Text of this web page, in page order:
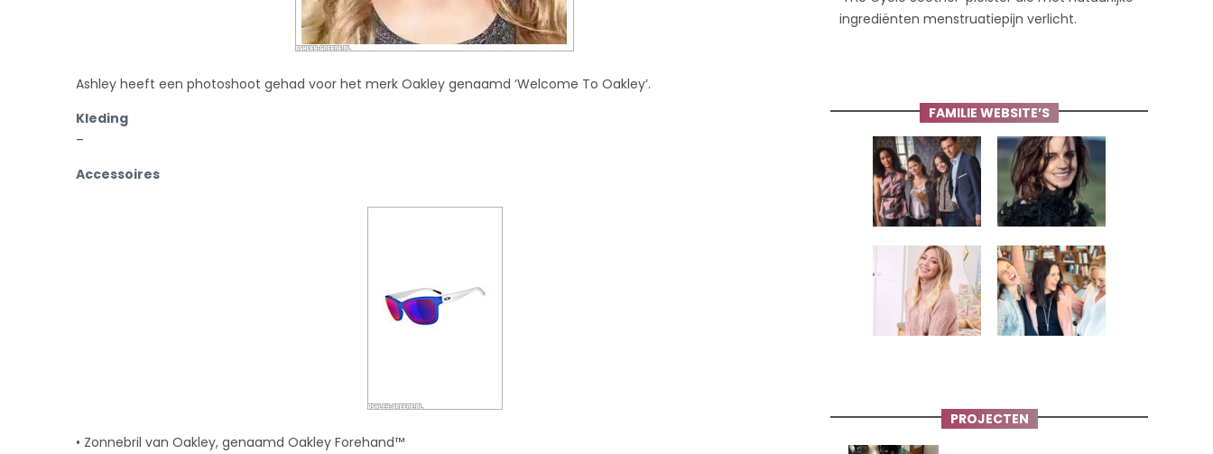
ingrediënten menstruatiepijn verlicht.
FAMILIE WEBSITE’S
PROJECTEN
Ashley heeft een photoshoot gehad voor het merk Oakley genaamd ‘Welcome To Oakley’.
Kleding
–
Accessoires
• Zonnebril van Oakley, genaamd Oakley Forehand™